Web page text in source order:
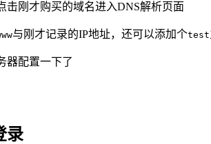
击刚才购买的域名进入DNS解析页面
与刚才记录的IP地址，还可以添加个test
器配置一下了
录